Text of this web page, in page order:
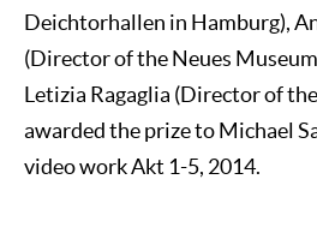
Deichtorhallen in Hamburg),
(Director of the Neues
Letizia Ragaglia (Director of
awarded the prize to Michael
video work Akt 1-5, 2014.